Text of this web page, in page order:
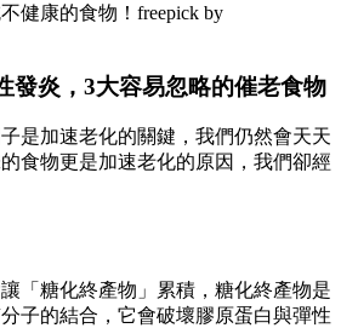
健康的食物！freepick by
發炎，3大容易忽略的催老食物
是加速老化的關鍵，我們仍然會天天
食物更是加速老化的原因，我們卻經
「糖化終產物」累積，糖化終產物是
子的結合，它會破壞膠原蛋白與彈性